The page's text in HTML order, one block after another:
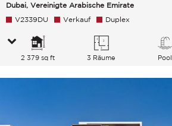
Dubai, Vereinigte Arabische Emirate
V2339DU Verkauf Duplex
2 379 sq ft 3 Räume Pool